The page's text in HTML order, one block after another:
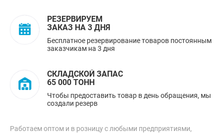
РЕЗЕРВИРУЕМ
ЗАКАЗ НА 3 ДНЯ
Бесплатное резервирование товаров постоянным
заказчикам на 3 дня
СКЛАДСКОЙ ЗАПАС
65 000 ТОНН
Чтобы предоставить товар в день обращения, мы
создали резерв
Работаем оптом и в розницу с любыми предприятиями,